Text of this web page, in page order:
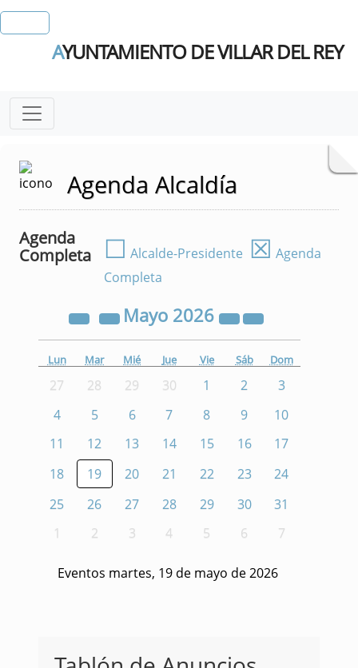
AYUNTAMIENTO DE VILLAR DEL REY
Agenda Alcaldía
Agenda
Completa
☐ Alcalde-Presidente ☒ Agenda
Completa
Mayo 2026
Lun Mar Mié Jue Vie Sáb Dom
27 28 29 30 1 2
3
4
5 6 7 8 9
10
11
12 13 14 15 16
17
18
19 20 21 22 23
24
25
26 27 28 29 30
31
1
2 3 4 5 6 7
Eventos martes, 19 de mayo de 2026